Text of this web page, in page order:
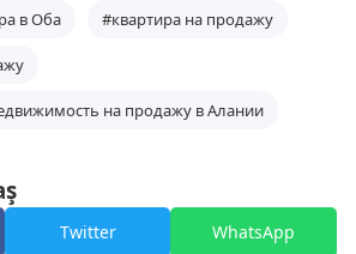
в Оба #квартира на продажу
на продажу в Алании
Twitter WhatsApp